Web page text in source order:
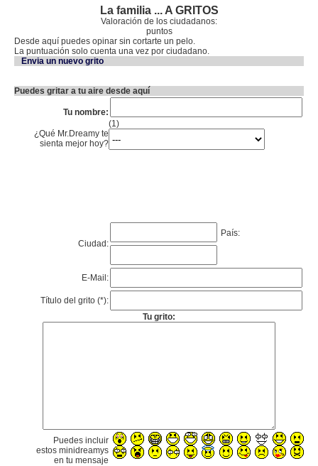
La familia ... A GRITOS
Valoración de los ciudadanos:
puntos
Desde aquí puedes opinar sin cortarte un pelo.
La puntuación solo cuenta una vez por ciudadano.
Envia un nuevo grito
Puedes gritar a tu aire desde aquí
Tu nombre:
(1)
¿Qué Mr.Dreamy te
sienta mejor hoy?
Ciudad:
País:
E-Mail:
Título del grito (*):
Tu grito:
Puedes incluir
estos minidreamys
en tu mensaje